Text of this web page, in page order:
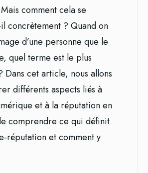
comment cela se
concrètement ? Quand on
d’une personne que le
quel terme est le plus
cet article, nous allons
différents aspects liés à
et à la réputation en
comprendre ce qui définit
réputation et comment y